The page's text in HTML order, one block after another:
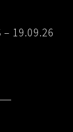
– 19.09.26